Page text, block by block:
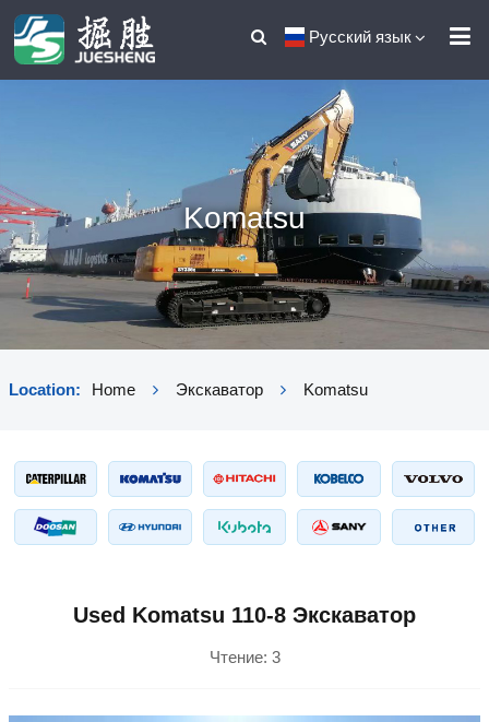
Русский язык
Komatsu
Location: Home Экскаватор Komatsu
Used Komatsu 110-8 Экскаватор
Чтение: 3